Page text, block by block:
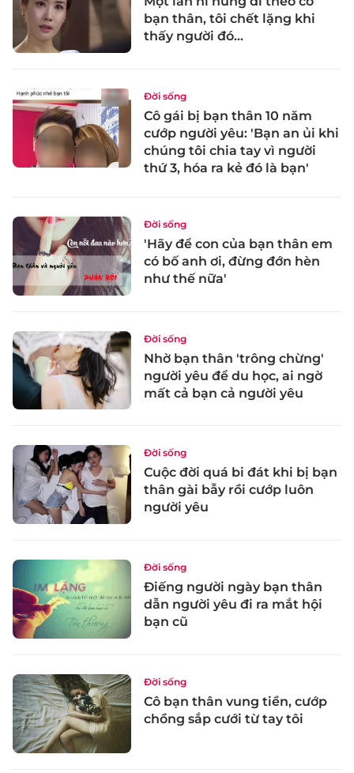
bạn thân, tôi chết lặng khi
thấy người đó…
Đời sống
Cô gái bị bạn thân 10 năm
cướp người yêu: 'Bạn an ủi khi
chúng tôi chia tay vì người
thứ 3, hóa ra kẻ đó là bạn'
Đời sống
'Hãy để con của bạn thân em
có bố anh ơi, đừng đớn hèn
như thế nữa'
Đời sống
Nhờ bạn thân 'trông chừng'
người yêu để du học, ai ngờ
mất cả bạn cả người yêu
Đời sống
Cuộc đời quá bi đát khi bị bạn
thân gài bẫy rồi cướp luôn
người yêu
Đời sống
Điếng người ngày bạn thân
dẫn người yêu đi ra mắt hội
bạn cũ
Đời sống
Cô bạn thân vung tiền, cướp
chồng sắp cưới từ tay tôi